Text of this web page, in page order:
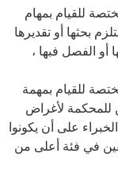
للقيام بمهام
بحثها أو تقديرها
أو الفصل فبها ،
للقيام بمهمة
للمحكمة لأغراض
على أن يكونوا
في فئة أعلى من